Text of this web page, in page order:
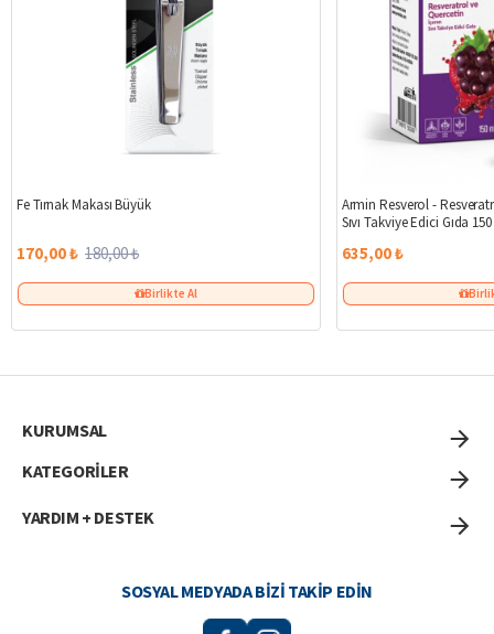
Fe Tırnak Makası Büyük
170,00 ₺ 180,00 ₺
Birlikte Al
Armin Resverol -
Sıvı Takviye Edici Gıda
635,00 ₺
KURUMSAL
KATEGORİLER
YARDIM + DESTEK
SOSYAL MEDYADA BIZI TAKIP EDIN